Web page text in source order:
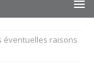
éventuelles raisons